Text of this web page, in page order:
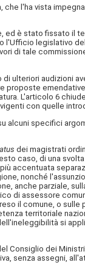
l'ha vista
ed è stato fissato il
l'Ufficio legislativo
di tale
ulteriori audizioni
proposte
L'articolo 6
con quelle
alcuni specifici
dei magistrati
caso, di una
accentuata
nonché
anche parziale,
di assessore
il comune, o sulle
territoriale
si
Consiglio dei
senza assegni,